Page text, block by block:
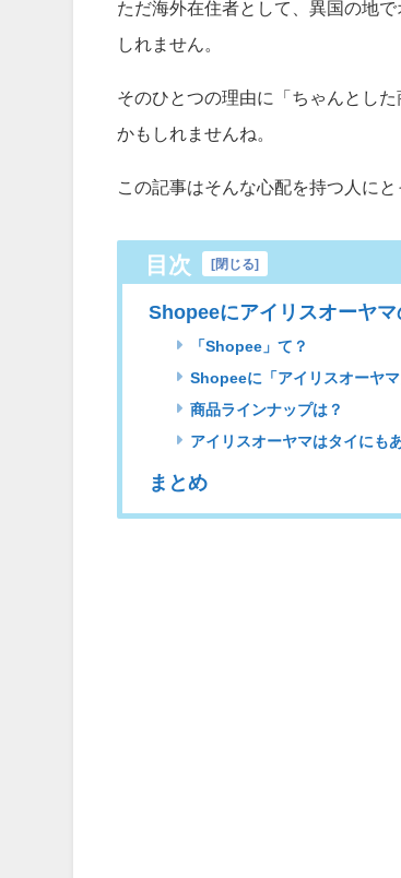
ただ海外在住者として、異国の地
しれません。
そのひとつの理由に「ちゃんとし
かもしれませんね。
この記事はそんな心配を持つ人に
目次 [閉じる]
Shopeeにアイリスオーヤマ
「Shopee」て？
Shopeeに「アイリスオーヤマ
商品ラインナップは？
アイリスオーヤマはタイにも
まとめ